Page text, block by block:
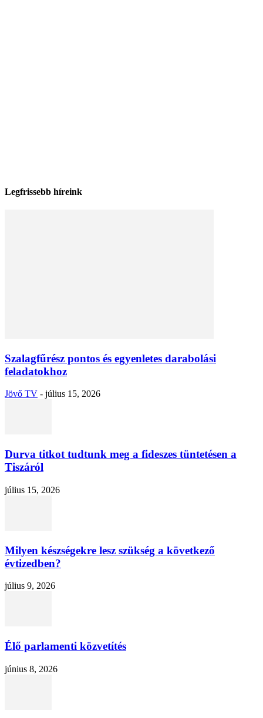
Legfrissebb híreink
Szalagfűrész pontos és egyenletes darabolási
feladatokhoz
Jövő TV - július 15, 2026
Durva titkot tudtunk meg a fideszes tüntetésen a
Tiszáról
július 15, 2026
Milyen készségekre lesz szükség a következő
évtizedben?
július 9, 2026
Élő parlamenti közvetítés
június 8, 2026